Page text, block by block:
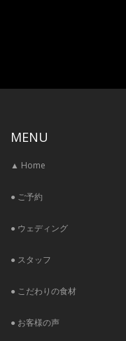
MENU
▲ Home
● ご予約
● ウェディング
● スタッフ
● こだわりの食材
● お客様の声